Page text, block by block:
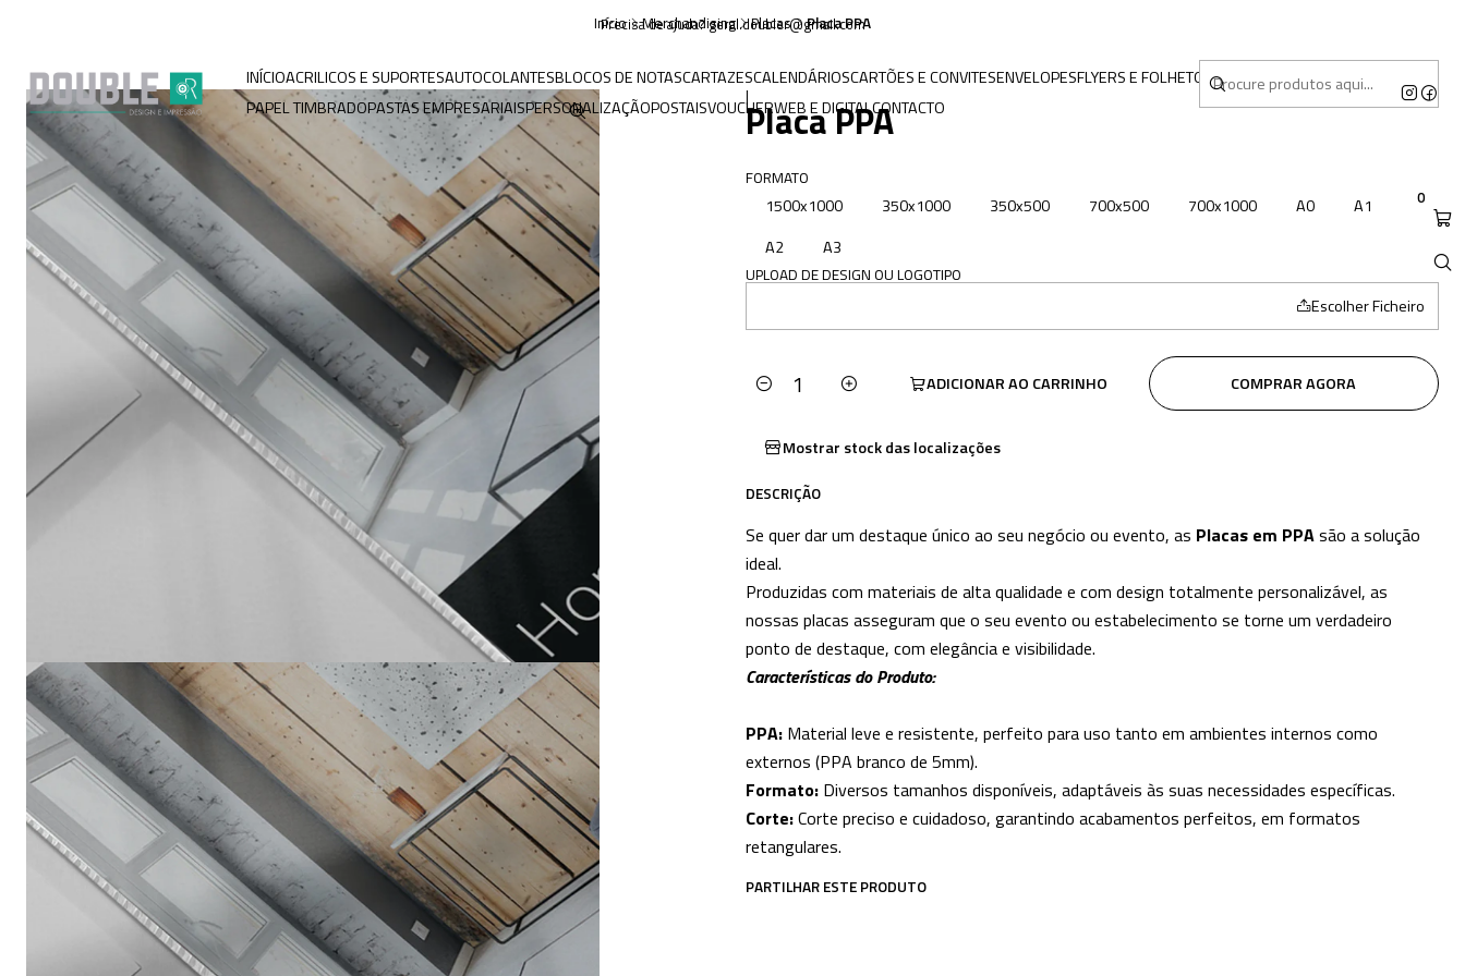
INÍCIOACRILICOS E SUPORTESAUTOCOLANTESBLOCOS DE NOTASCARTAZESCALENDÁRIOSCARTÕES E CONVITESENVELOPESFLYERS E FOLHETOSMERCHANDISING
PAPEL TIMBRADOPASTAS EMPRESARIAISPERSONALIZAÇÃOPOSTAISVOUCHERWEB E DIGITALCONTACTO
0
Precisa de ajuda? geral.doubler@gmail.com
Início Merchandising Placas Placa PPA
|Placa PPA
FORMATO
1500x1000 350x1000 350x500 700x500 700x1000 A0
A1
A2
A3
UPLOAD DE DESIGN OU LOGOTIPO
Escolher Ficheiro
Quantidade
ADICIONAR AO CARRINHO COMPRAR AGORA
Mostrar stock das localizações
DESCRIÇÃO
Se quer dar um destaque único ao seu negócio ou evento, as Placas em PPAsão a solução
ideal.
Produzidas com materiais de alta qualidade e com design totalmente personalizável, as
nossas placas asseguram que o seu evento ou estabelecimento se torne um verdadeiro
ponto de destaque, com elegância e visibilidade.
Características do Produto:
PPA: Material leve e resistente, perfeito para uso tanto em ambientes internos como
externos (PPA branco de 5mm).
Formato: Diversos tamanhos disponíveis, adaptáveis às suas necessidades específicas.
Corte:Corte preciso e cuidadoso, garantindo acabamentos perfeitos, em formatos
retangulares.
PARTILHAR ESTE PRODUTO